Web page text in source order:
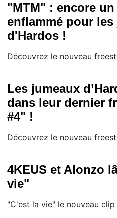
"MTM" : encore
enflammé pour les
d'Hardos !
Découvrez le nouveau
Les jumeaux
dans leur dernier
#4" !
Découvrez le nouveau
4KEUS et Alonzo
vie"
"C'est la vie" le nouveau